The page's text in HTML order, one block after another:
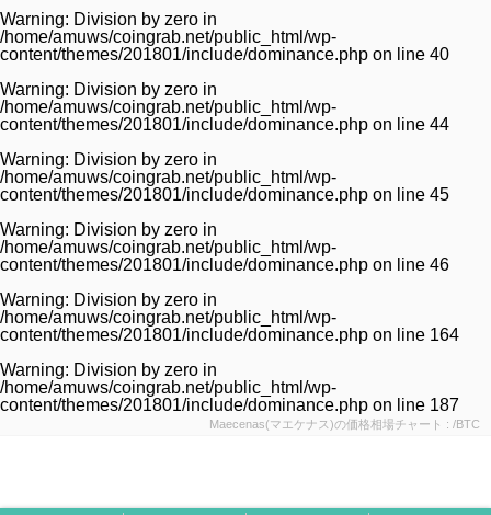
Warning: Division by zero in
/home/amuws/coingrab.net/public_html/wp-
content/themes/201801/include/dominance.php on line 40
Warning: Division by zero in
/home/amuws/coingrab.net/public_html/wp-
content/themes/201801/include/dominance.php on line 44
Warning: Division by zero in
/home/amuws/coingrab.net/public_html/wp-
content/themes/201801/include/dominance.php on line 45
Warning: Division by zero in
/home/amuws/coingrab.net/public_html/wp-
content/themes/201801/include/dominance.php on line 46
Warning: Division by zero in
/home/amuws/coingrab.net/public_html/wp-
content/themes/201801/include/dominance.php on line 164
Warning: Division by zero in
/home/amuws/coingrab.net/public_html/wp-
content/themes/201801/include/dominance.php on line 187
Maecenas(マエケナス)の価格相場チャート : /BTC